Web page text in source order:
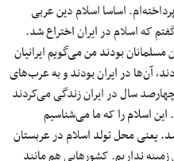
اساسا اسلام دین عربی
که اسلام در ایران اختراع شد.
بودند من می‌گویم ایرانیان
آن‌ها در ایران بودند و به عرب‌های
سال در ایران زندگی می‌کردند
اسلام را که ما می‌شناسیم
یعنی محل تولد اسلام در عربستان
نداریم. کشورهایی هم مانند